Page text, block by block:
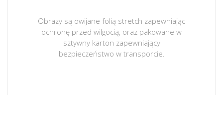
Obrazy są owijane folią stretch zapewniając
ochronę przed wilgocią, oraz pakowane w
sztywny karton zapewniający
bezpieczeństwo w transporcie.